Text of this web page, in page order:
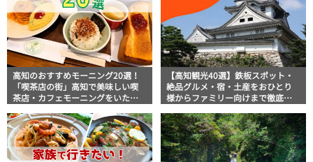
高知のおすすめモーニング20選！
「喫茶店の街」高知で美味しい喫
茶店・カフェモーニングをいただ
【高知観光40選】鉄板スポット・
絶品グルメ・宿・土産をおひとり
様からファミリー向けまで徹底解